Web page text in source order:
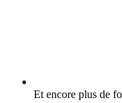
Et encore plus de